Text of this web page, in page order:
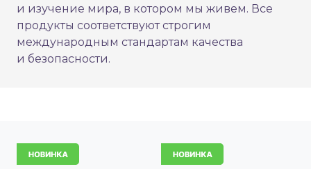
и изучение мира, в котором мы живем. Все
продукты соответствуют строгим
международным стандартам качества
и безопасности.